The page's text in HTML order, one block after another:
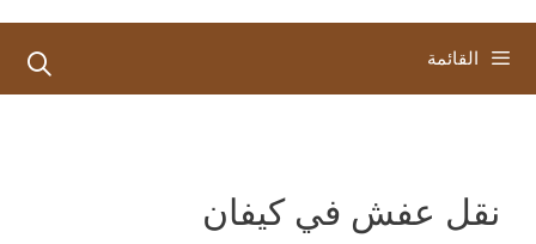
القائمة
نقل عفش في كيفان